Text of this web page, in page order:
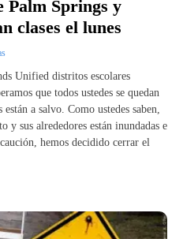
Palm Springs y
clases el lunes
Unified distritos escolares
que todos ustedes se quedan
a salvo. Como ustedes saben,
y sus alrededores están inundadas e
hemos decidido cerrar el